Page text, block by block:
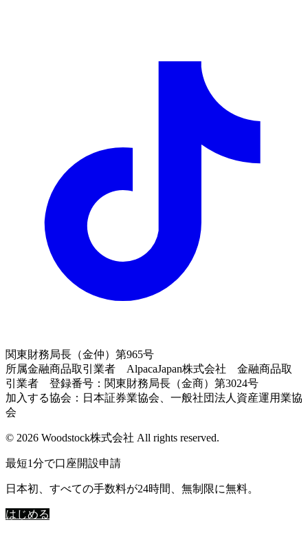
関東財務局長（金仲）第965号
所属金融商品取引業者 AlpacaJapan株式会社 金融商品取
引業者 登録番号：関東財務局長（金商）第3024号
加入する協会：日本証券業協会、一般社団法人資産運用業協
会
© 2026 Woodstock株式会社 All rights reserved.
最短1分で口座開設申請
日本初、すべての手数料が24時間、無制限に無料。
はじめる